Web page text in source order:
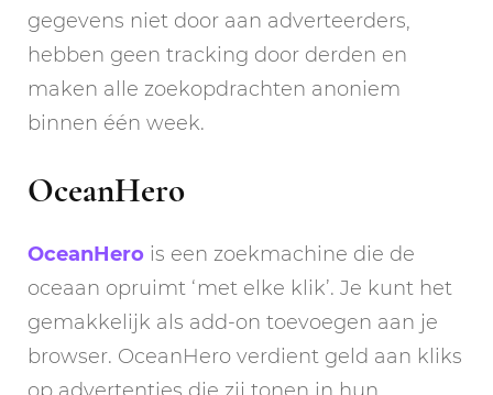
gegevens niet door aan adverteerders,
hebben geen tracking door derden en
maken alle zoekopdrachten anoniem
binnen één week.
OceanHero
OceanHero is een zoekmachine die de
oceaan opruimt ‘met elke klik’. Je kunt het
gemakkelijk als add-on toevoegen aan je
browser. OceanHero verdient geld aan kliks